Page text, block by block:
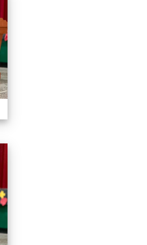
2026/01/07會考誓師活